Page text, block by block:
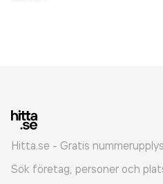
Hitta.se - Gratis
Sök företag, personer och